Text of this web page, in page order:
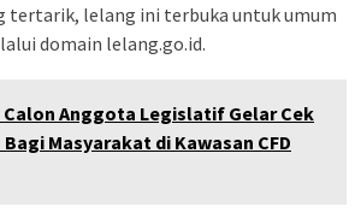
tertarik, lelang ini terbuka untuk umum
domain lelang.go.id.
Anggota Legislatif Gelar Cek
Masyarakat di Kawasan CFD